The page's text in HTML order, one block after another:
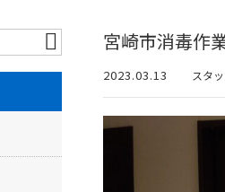
宮崎市消毒作
2023.03.13 スタ